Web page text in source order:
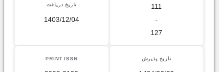
111
-
127
تاریخ دریافت
1403/12/04
تاریخ پذیرش PRINT ISSN